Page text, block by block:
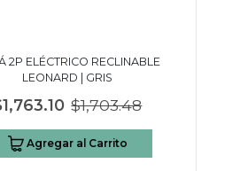
2P ELÉCTRICO RECLINABLE
LEONARD | GRIS
$1,703.48
Agregar al Carrito